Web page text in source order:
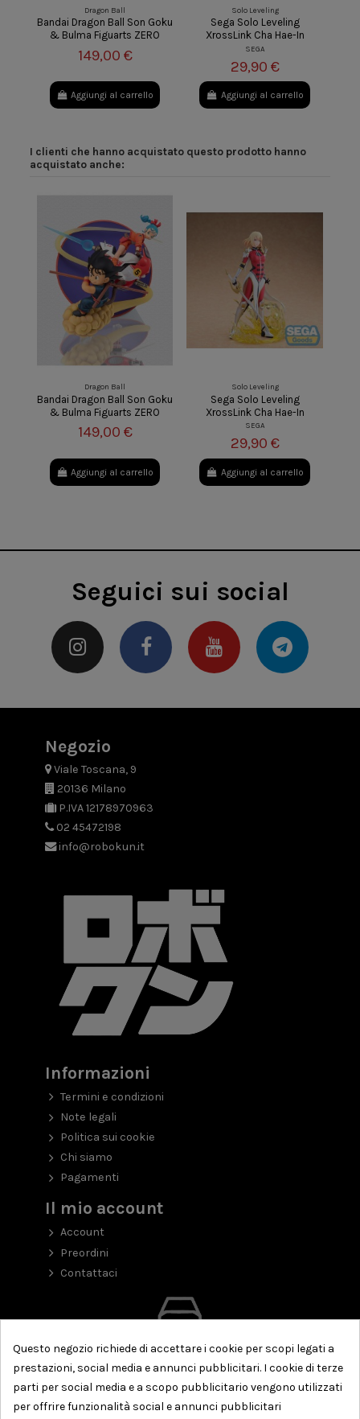
Dragon Ball
Bandai Dragon Ball Son Goku
& Bulma Figuarts ZERO
149,00 €
Aggiungi al carrello
Solo Leveling
Sega Solo Leveling
XrossLink Cha Hae-In
SEGA
29,90 €
Aggiungi al carrello
I clienti che hanno acquistato questo prodotto hanno
acquistato anche:
Dragon Ball
Bandai Dragon Ball Son Goku
& Bulma Figuarts ZERO
149,00 €
Aggiungi al carrello
Solo Leveling
Sega Solo Leveling
XrossLink Cha Hae-In
SEGA
29,90 €
Aggiungi al carrello
Seguici sui social
Negozio
Viale Toscana, 9
20136 Milano
P.IVA 12178970963
02 45472198
info@robokun.it
Informazioni
Termini e condizioni
Note legali
Politica sui cookie
Chi siamo
Pagamenti
Il mio account
Account
Preordini
Contattaci
Questo negozio richiede di accettare i cookie per scopi legati a
prestazioni, social media e annunci pubblicitari. I cookie di terze
parti per social media e a scopo pubblicitario vengono utilizzati
per offrire funzionalità social e annunci pubblicitari